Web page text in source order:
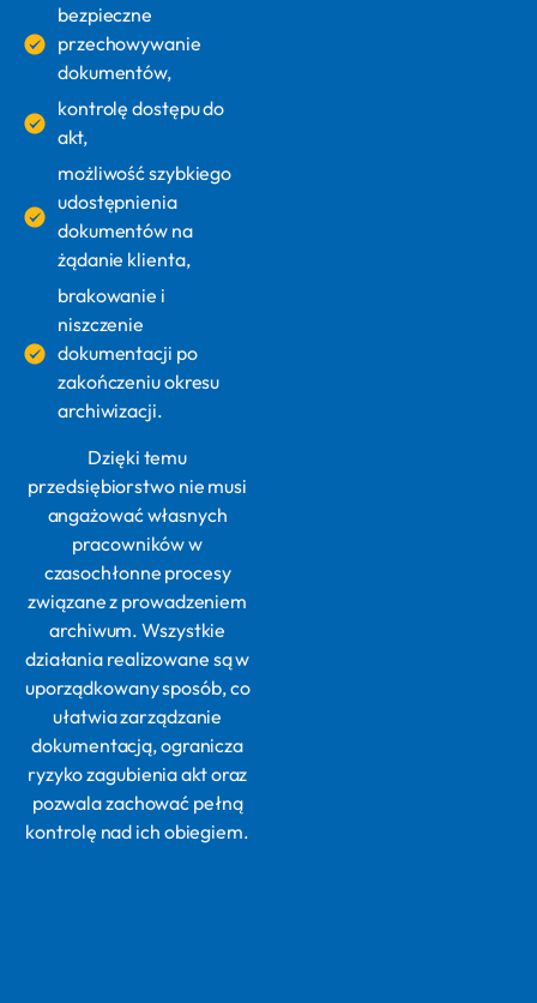
bezpieczne
przechowywanie
dokumentów,
kontrolę dostępu do
akt,
możliwość szybkiego
udostępnienia
dokumentów na
żądanie klienta,
brakowanie i
niszczenie
dokumentacji po
zakończeniu okresu
archiwizacji.
Dzięki temu
przedsiębiorstwo nie musi
angażować własnych
pracowników w
czasochłonne procesy
związane z prowadzeniem
archiwum. Wszystkie
działania realizowane są w
uporządkowany sposób, co
ułatwia zarządzanie
dokumentacją, ogranicza
ryzyko zagubienia akt oraz
pozwala zachować pełną
kontrolę nad ich obiegiem.